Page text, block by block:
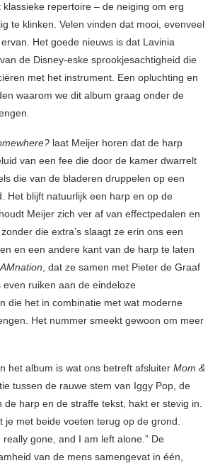
repertoire – de neiging om erg
te klinken. Velen vinden dat mooi, evenveel
Het goede nieuws is dat Lavinia
de Disney-eske sprookjesachtigheid die
met het instrument. Een opluchting en
waarom we dit album graag onder de
laat Meijer horen dat de harp
van een fee die door de kamer dwarrelt
die van de bladeren druppelen op een
Het blijft natuurlijk een harp en op de
Meijer zich ver af van effectpedalen en
die extra’s slaagt ze erin ons een
en een andere kant van de harp te laten
, dat ze samen met Pieter de Graaf
even ruiken aan de eindeloze
die het in combinatie met wat moderne
Het nummer smeekt gewoon om meer
het album is wat ons betreft afsluiter Mom &
tussen de rauwe stem van Iggy Pop, de
de harp en de straffe tekst, hakt er stevig in.
je met beide voeten terug op de grond.
really gone, and I am left alone.” De
van de mens samengevat in één,